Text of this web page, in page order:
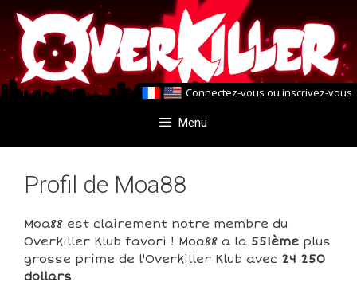
Aller
au
contenu
Aller
au
contenu
Connectez-vous ou inscrivez-vous
Menu
Profil de Moa88
Moa88 est clairement notre membre du
Overkiller Klub favori ! Moa88 a la 551ème plus
grosse prime de l'Overkiller Klub avec 24 250
dollars.